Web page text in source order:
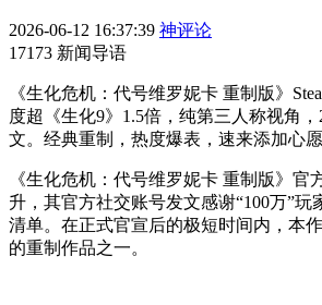
2026-06-12 16:37:39 神评论
17173 新闻导语
《生化危机：代号维罗妮卡 重制版》
度超《生化9》1.5倍，纯第三人称视角
文。经典重制，热度爆表，速来添加心愿
《生化危机：代号维罗妮卡 重制版》官
升，其官方社交账号发文感谢“100万”玩
清单。在正式官宣后的极短时间内，本
的重制作品之一。